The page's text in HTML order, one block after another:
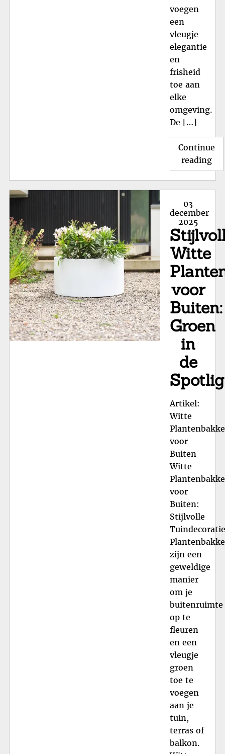
voegen
een
vleugje
elegantie
en
frisheid
toe aan
elke
omgeving.
De […]
Continue
reading
je
Posted
on
03
december
2025
Witte
voor
Buiten:
Groen
in
de
Artikel:
Witte
voor
Buiten
Witte
voor
Buiten:
Stijlvolle
Tuindecoratie
zijn een
geweldige
manier
om je
buitenruimte
op te
fleuren
en een
vleugje
groen
toe te
voegen
aan je
tuin,
terras of
balkon.